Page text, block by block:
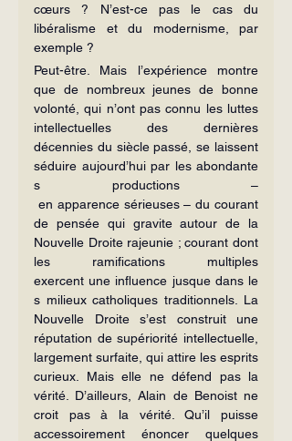
cœurs ? N’est-ce pas le cas du
libéralisme et du modernisme, par
exemple ?
Peut-être. Mais l’expérience montre
que de nombreux jeunes de bonne
volonté, qui n’ont pas connu les luttes
intellectuelles des dernières
décennies du siècle passé, se laissent
séduire aujourd’hui par les abondante
s productions –
en apparence sérieuses – du courant
de pensée qui gravite autour de la
Nouvelle Droite rajeunie ; courant dont
les ramifications multiples
exercent une influence jusque dans le
s milieux catholiques traditionnels. La
Nouvelle Droite s’est construit une
réputation de supériorité intellectuelle,
largement surfaite, qui attire les esprits
curieux. Mais elle ne défend pas la
vérité. D’ailleurs, Alain de Benoist ne
croit pas à la vérité. Qu’il puisse
accessoirement énoncer quelques